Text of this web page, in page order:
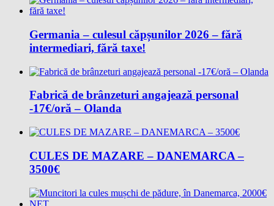
Germania – culesul căpșunilor 2026 – fără
intermediari, fără taxe!
Fabrică de brânzeturi angajează personal
-17€/oră – Olanda
CULES DE MAZARE – DANEMARCA –
3500€